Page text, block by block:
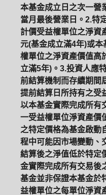
本基金成立日之次一營
當月最後營業日。2.特
計價受益權單位之淨資
元(基金成立滿4年)或
權單位之淨資產價值高
立滿5年)。3.投資人應
前結算機制而存續期間
提前結算日所持有之受
以本基金實際完成所有
一受益權單位淨資產價
之特定價格為基金啟動
程中可能因市場變動、
結算後之淨值低於特定
金實際完成所有交易後
基金並非保證本基金於
益權單位之每單位淨資